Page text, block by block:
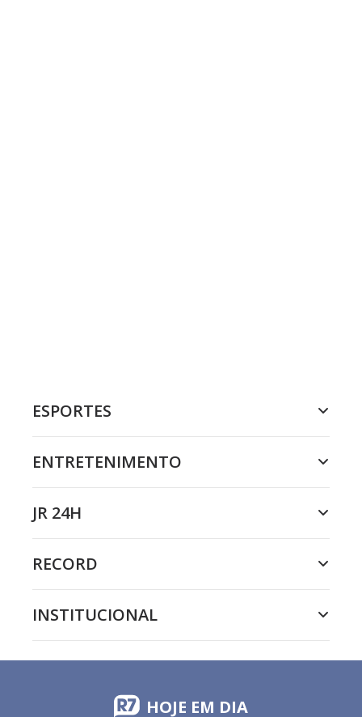
ESPORTES
ENTRETENIMENTO
JR 24H
RECORD
INSTITUCIONAL
HOJE EM DIA